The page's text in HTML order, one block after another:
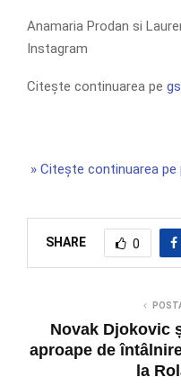
Anamaria Prodan si
Instagram
Citește continuarea pe
» Citește continuarea pe
SHARE 0
Novak Djokovic
aproape de
la